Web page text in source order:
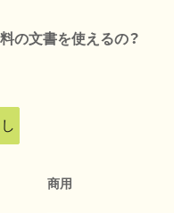
の文書を使えるの？
商用